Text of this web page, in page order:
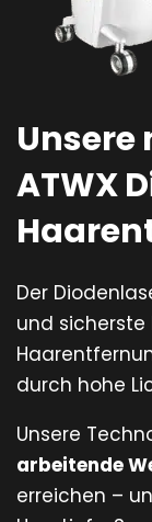
Unsere
ATWX
Der
und
durch hohe
Unsere
arbeitende
erreichen –